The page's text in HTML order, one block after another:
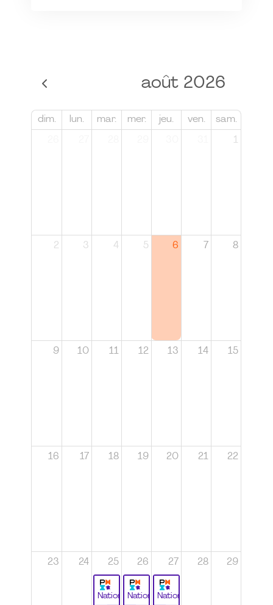
août 2026
dim. lun. mar. mer. jeu. ven. sam.
1
2 3 4 5 6 7 8
9 10 11 12 13 14 15
16 17 18 19 20 21 22
23 24 25
National
26
National
27
National
28 29